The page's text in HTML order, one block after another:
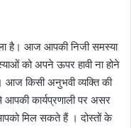
है। आज आपकी निजी समस्या
को अपने ऊपर हावी ना होने
आज किसी अनुभवी व्यक्ति की
कार्यप्रणाली पर असर
मिल सकते हैं । दोस्तों के